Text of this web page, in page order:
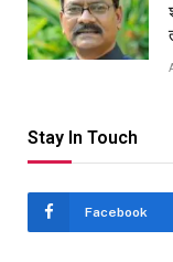
Stay In Touch
Facebook